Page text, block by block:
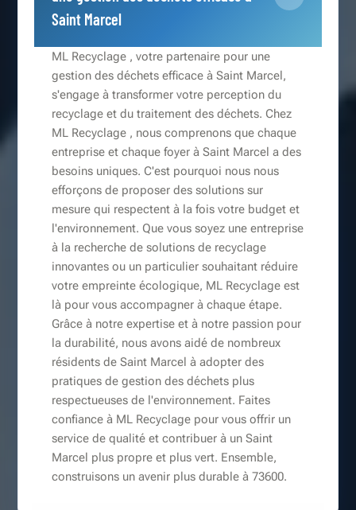
Saint Marcel
ML Recyclage , votre partenaire pour une
gestion des déchets efficace à Saint Marcel,
s'engage à transformer votre perception du
recyclage et du traitement des déchets. Chez
ML Recyclage , nous comprenons que chaque
entreprise et chaque foyer à Saint Marcel a des
besoins uniques. C'est pourquoi nous nous
efforçons de proposer des solutions sur
mesure qui respectent à la fois votre budget et
l'environnement. Que vous soyez une entreprise
à la recherche de solutions de recyclage
innovantes ou un particulier souhaitant réduire
votre empreinte écologique, ML Recyclage est
là pour vous accompagner à chaque étape.
Grâce à notre expertise et à notre passion pour
la durabilité, nous avons aidé de nombreux
résidents de Saint Marcel à adopter des
pratiques de gestion des déchets plus
respectueuses de l'environnement. Faites
confiance à ML Recyclage pour vous offrir un
service de qualité et contribuer à un Saint
Marcel plus propre et plus vert. Ensemble,
construisons un avenir plus durable à 73600.